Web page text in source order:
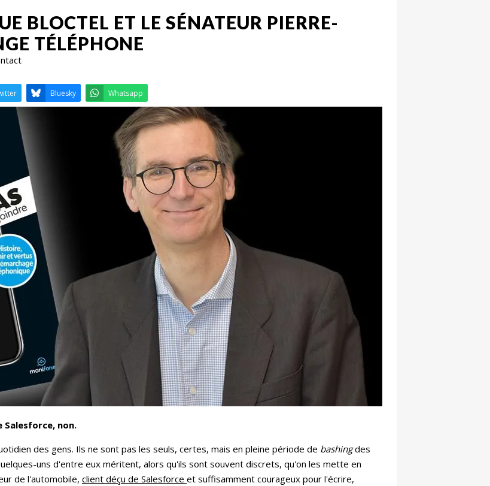
BLOCTEL ET LE SÉNATEUR PIERRE-
TÉLÉPHONE
LinkedIn Bluesky Whatsapp
Salesforce, non.
des gens. Ils ne sont pas les seuls, certes, mais en pleine période de bashingdes
uns d'entre eux méritent, alors qu'ils sont souvent discrets, qu'on les mette en
de l'automobile, client déçu de Salesforce et suffisamment courageux pour l'écrire,